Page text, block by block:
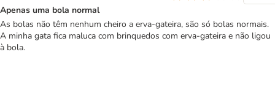
Apenas uma bola normal
As bolas não têm nenhum cheiro a erva-gateira, são só bolas normais.
A minha gata fica maluca com brinquedos com erva-gateira e não ligou
à bola.